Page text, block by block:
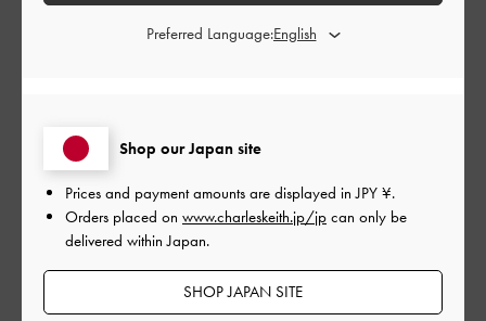
とてもよかった
品質
Shop our Japan site
Prices and payment amounts are displayed inJPY ¥.
Orders placed on www.charleskeith.jp/jp can only be
delivered within Japan.
SHOP JAPAN SITE
Preferred Language: